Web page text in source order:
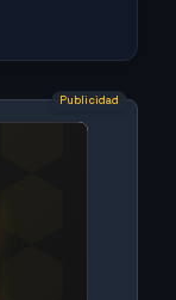
Publicidad